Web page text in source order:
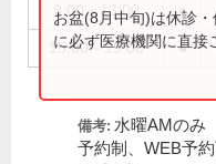
9:00～13:00 ●
15:00～19:00 ●
お盆(8月中旬)は休診
に必ず医療機関に直接
備考: 水曜AMのみ
予約制、WEB予